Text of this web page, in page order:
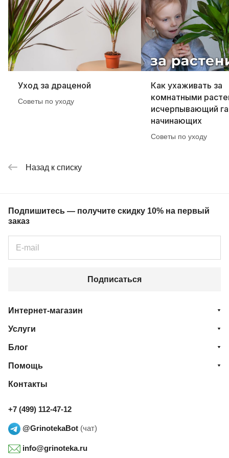
Уход за драценой
Советы по уходу
Как ухаживать за
комнатными
исчерпывающий
начинающих
Советы по уходу
Назад к списку
Подпишитесь — получите скидку 10% на первый
заказ
Подписаться
Интернет-магазин
Услуги
Блог
Помощь
Контакты
+7 (499) 112-47-12
@GrinotekaBot (чат)
info@grinoteka.ru